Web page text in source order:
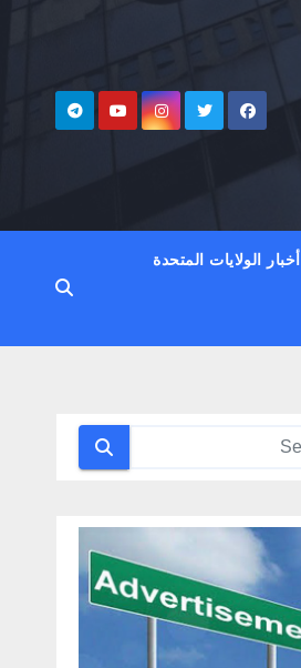
أخبار الولايات المتحدة